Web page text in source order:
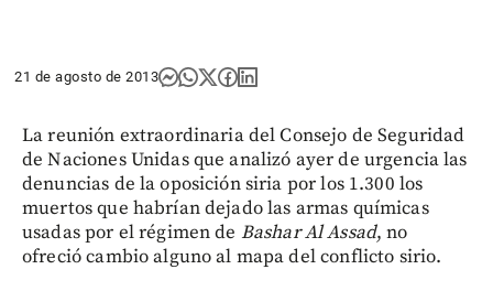
21 de agosto de 2013
La reunión extraordinaria del Consejo de Seguridad
de Naciones Unidas que analizó ayer de urgencia las
denuncias de la oposición siria por los 1.300 los
muertos que habrían dejado las armas químicas
usadas por el régimen de Bashar Al Assad, no
ofreció cambio alguno al mapa del conflicto sirio.